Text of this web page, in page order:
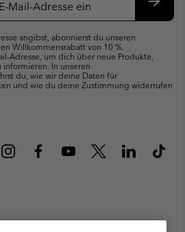
angibst, abonnierst du unseren
Willkommensrabatt von 10 %.
Adresse, um dich über neue Produkte,
In unseren
du, wie wir deine Daten für
und wie du deine Zustimmung widerrufen